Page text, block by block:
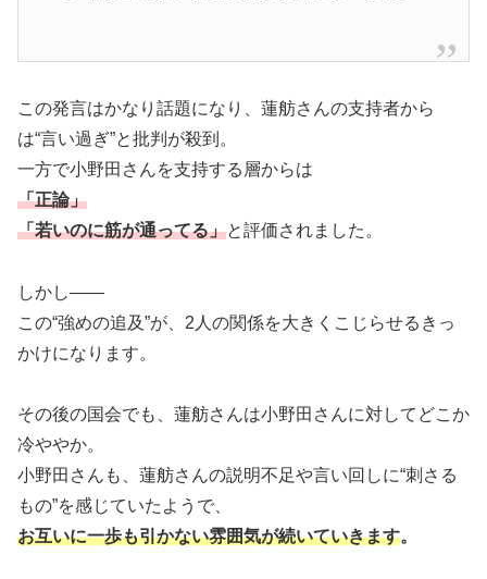
この発言はかなり話題になり、蓮舫さんの支持者から
は“言い過ぎ”と批判が殺到。
一方で小野田さんを支持する層からは
「正論」
「若いのに筋が通ってる」と評価されました。
しかし――
この“強めの追及”が、2人の関係を大きくこじらせるきっ
かけになります。
その後の国会でも、蓮舫さんは小野田さんに対してどこか
冷ややか。
小野田さんも、蓮舫さんの説明不足や言い回しに“刺さる
もの”を感じていたようで、
お互いに一歩も引かない雰囲気が続いていきます。